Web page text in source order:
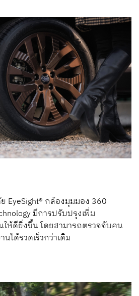
EyeSight® กล้องมุมมอง 360
มีการปรับปรุงเพิ่ม
ห้ดียิ่งขึ้น โดยสามารถตรวจจับคน
ได้รวดเร็วกว่าเดิม